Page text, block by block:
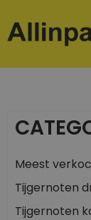
Meest
Tijgernoten
Tijgernoten